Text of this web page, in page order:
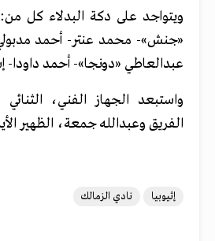
ويتواجد على دكة البدلاء كل
«جنش»- محمد عنتر- أحمد
عبدالعاطي «دونجا»- أحمد داودا-
واستبعد الجهاز الفني،
الفريق وعبدالله جمعة، الظهير
إثيوبيا نادي الزمالك